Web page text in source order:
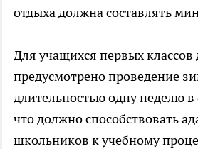
отдыха должна составлять
Для учащихся первых
предусмотрено проведение
длительностью одну неделю
что должно способствовать
школьников к учебному